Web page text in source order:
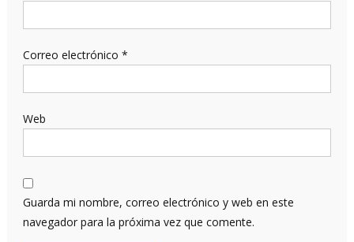
Correo electrónico *
Web
Guarda mi nombre, correo electrónico y web en este
navegador para la próxima vez que comente.